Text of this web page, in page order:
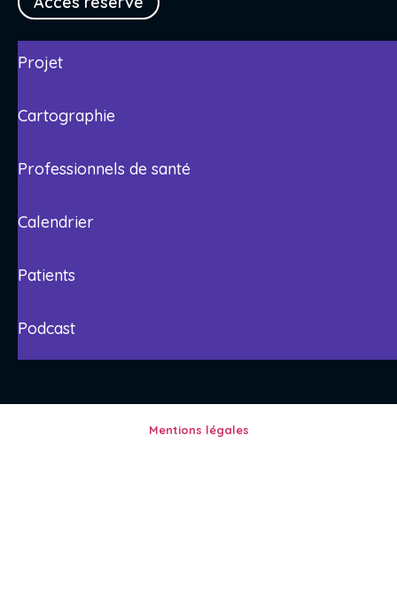
Projet
Cartographie
Professionnels de santé
Calendrier
Patients
Podcast
Mentions légales